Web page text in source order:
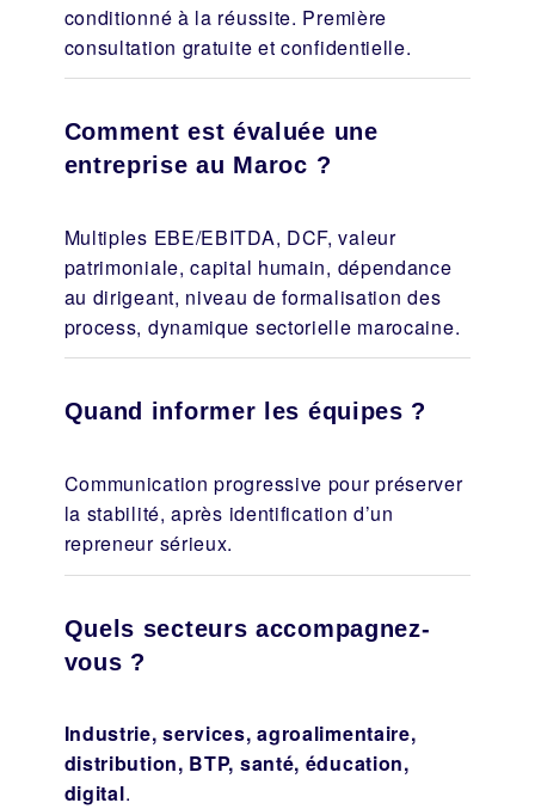
conditionné à la réussite. Première
consultation gratuite et confidentielle.
Comment est évaluée une
entreprise au Maroc ?
Multiples EBE/EBITDA, DCF, valeur
patrimoniale, capital humain, dépendance
au dirigeant, niveau de formalisation des
process, dynamique sectorielle marocaine.
Quand informer les équipes ?
Communication progressive pour préserver
la stabilité, après identification d’un
repreneur sérieux.
Quels secteurs accompagnez-
vous ?
Industrie, services, agroalimentaire,
distribution, BTP, santé, éducation,
digital.